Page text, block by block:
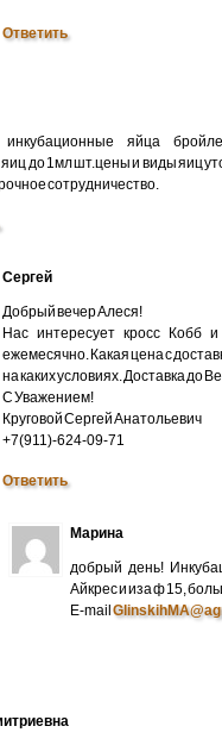
Ответить
яйца
до 1мл шт.цены и виды яиц
сотрудничество.
Сергей
Добрый вечер Алеся!
Нас интересует кросс Кобб
ежемесячно. Какая цена с
на каких условиях. Доставка до
С Уважением!
Круговой Сергей Анатольевич
+7(911)-624-09-71
Ответить
Марина
добрый день!
Айкрес и иза ф 15,
E-mail